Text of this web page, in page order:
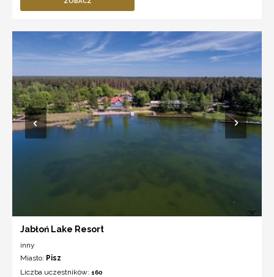
Jabłoń Lake Resort
inny
Miasto: Pisz
Liczba uczestników: 160